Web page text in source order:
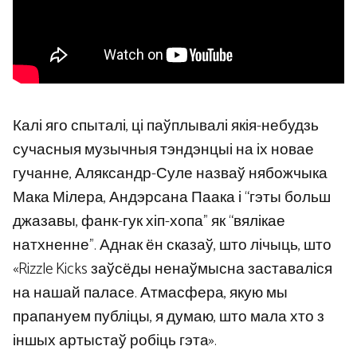
Калі яго спыталі, ці паўплывалі якія-небудзь
сучасныя музычныя тэндэнцыі на іх новае
гучанне, Аляксандр-Суле назваў нябожчыка
Мака Мілера, Андэрсана Паака і “гэты больш
джазавы, фанк-гук хіп-хопа” як “вялікае
натхненне”. Аднак ён сказаў, што лічыць, што
«Rizzle Kicks заўсёды ненаўмысна заставаліся
на нашай паласе. Атмасфера, якую мы
прапануем публіцы, я думаю, што мала хто з
іншых артыстаў робіць гэта».